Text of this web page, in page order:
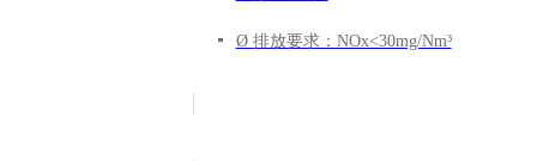
Ø 排放要求：NOx<30mg/Nm³